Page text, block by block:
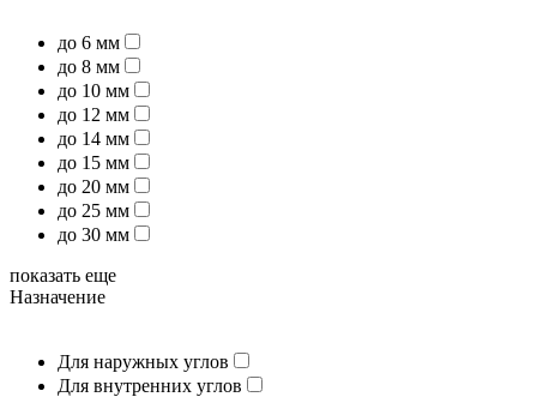
до 6 мм
до 8 мм
до 10 мм
до 12 мм
до 14 мм
до 15 мм
до 20 мм
до 25 мм
до 30 мм
показать еще
Назначение
Для наружных углов
Для внутренних углов